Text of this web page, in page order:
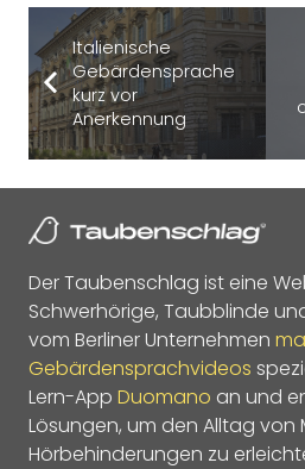
Italienische
Gebärdensprache
kurz vor
Anerkennung
Der Taubenschlag ist eine
Schwerhörige, Taubblinde
vom Berliner Unternehmen
Gebärdensprachvideos
Lern-App Duomano an und
Lösungen, um den Alltag von
Hörbehinderungen zu